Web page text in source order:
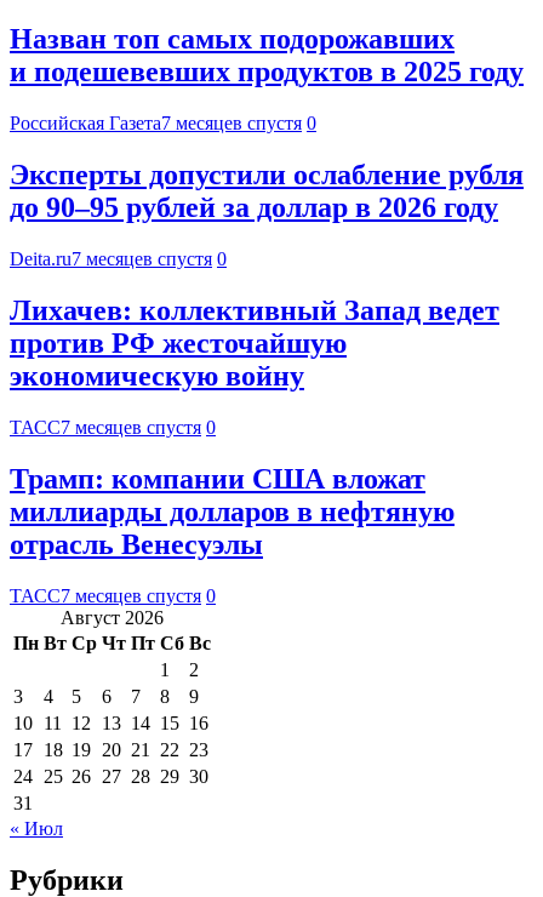
Назван топ самых подорожавших
и подешевевших продуктов в 2025 году
Российская Газета7 месяцев спустя 0
Эксперты допустили ослабление рубля
до 90–95 рублей за доллар в 2026 году
Deita.ru7 месяцев спустя 0
Лихачев: коллективный Запад ведет
против РФ жесточайшую
экономическую войну
ТАСС7 месяцев спустя 0
Трамп: компании США вложат
миллиарды долларов в нефтяную
отрасль Венесуэлы
ТАСС7 месяцев спустя 0
Август 2026
Пн Вт Ср Чт Пт Сб Вс
1
2
3
4 5 6 7 8
9
10 11 12 13 14 15 16
17 18 19 20 21 22 23
24 25 26 27 28 29 30
31
« Июл
Рубрики